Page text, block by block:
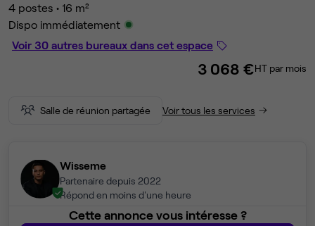
4 postes • 16 m²
Dispo immédiatement
Voir 30 autres bureaux dans cet espace
3 068 €HT par mois
Salle de réunion partagée Voir tous les services
Wisseme
Partenaire depuis 2022
Répond en moins d'une heure
Cette annonce vous intéresse ?